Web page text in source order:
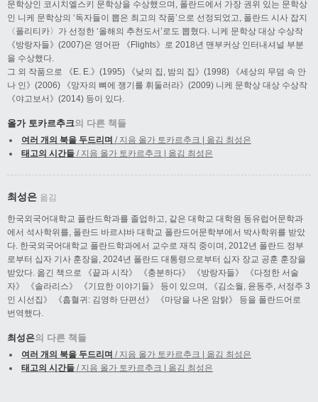
문학상인 코시치엘스키 문학상을 수상했으며, 폴란드에서 가장 권위 있는 문학상
인 니케 문학상의 ‘독자들이 뽑은 최고의 작품’으로 선정되었고, 폴란드 시사 잡지
〈폴리티카〉가 선정한 ‘올해의 추천도서’로도 뽑혔다. 니케 문학상 대상 수상작
《방랑자들》(2007)은 영어판 《Flights》로 2018년 맨부커상 인터내셔널 부분
을 수상했다.
그 외 작품으로 《E. E.》(1995) 《낮의 집, 밤의 집》(1998) 《세상의 무덤 속 안
나 인》(2006) 《망자의 뼈에 쟁기를 휘둘러라》(2009) 니케 문학상 대상 수상작
《야고보서》(2014) 등이 있다.
올가 토카르추크의 다른 책들
여러 개의 북을 두드리며 / 지음 올가 토카르추크 | 옮김 최성은
태고의 시간들 / 지음 올가 토카르추크 | 옮김 최성은
최성은 옮김
한국외국어대학교 폴란드학과를 졸업하고, 같은 대학교 대학원 동유럽어문학과
에서 석사학위를, 폴란드 바르샤바 대학교 폴란드어문학부에서 박사학위를 받았
다. 한국외국어대학교 폴란드학과에서 교수로 재직 중이며, 2012년 폴란드 정부
로부터 십자 기사 훈장을, 2024년 폴란드 대통령으로부터 십자 장교 공훈 훈장을
받았다. 옮긴 책으로 《끝과 시작》 《충분하다》 《방랑자들》 《다정한 서술
자》 《솔라리스》 《기묘한 이야기들》 등이 있으며, 《김소월, 윤동주, 서정주 3
인 시선집》 《흡혈귀: 김영하 단편선》 《마당을 나온 암탉》 등을 폴란드어로
번역했다.
최성은의 다른 책들
여러 개의 북을 두드리며 / 지음 올가 토카르추크 | 옮김 최성은
태고의 시간들 / 지음 올가 토카르추크 | 옮김 최성은